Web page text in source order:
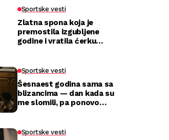
Sportske vesti
Zlatna spona koja je
premostila izgubljene
godine i vratila ćerku
Sportske vesti
Šesnaest godina sama sa
blizancima — dan kada su
me slomili, pa ponovo
Sportske vesti